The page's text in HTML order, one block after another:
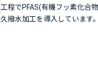
工程でPFAS(有機フッ素化合
久撥水加工を導入しています。